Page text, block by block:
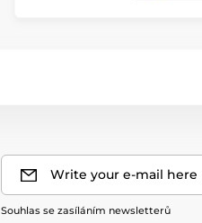
Write your e-mail here
Souhlas se zasíláním newsletterů